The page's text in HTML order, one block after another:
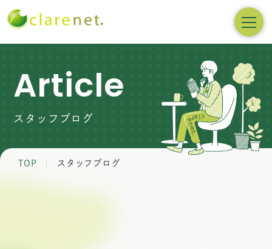
Article
スタッフブログ
TOP スタッフブログ